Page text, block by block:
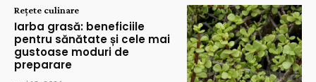
Rețete culinare
Iarba grasă: beneficiile
pentru sănătate și cele mai
gustoase moduri de
preparare